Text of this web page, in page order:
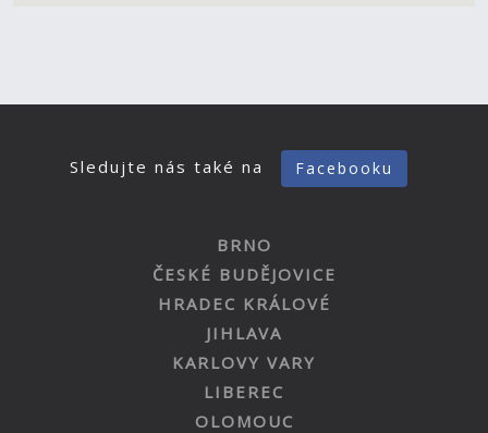
Sledujte nás také na Facebooku
BRNO
ČESKÉ BUDĚJOVICE
HRADEC KRÁLOVÉ
JIHLAVA
KARLOVY VARY
LIBEREC
OLOMOUC